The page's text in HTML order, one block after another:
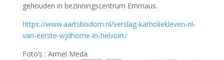
gehouden in bezinningscentrum Emmaus.
https://www.aartsbisdom.nl/verslag-katholiekleven-nl-
van-eerste-wjdhome-in-helvoirt/
Foto’s : Armel Meda